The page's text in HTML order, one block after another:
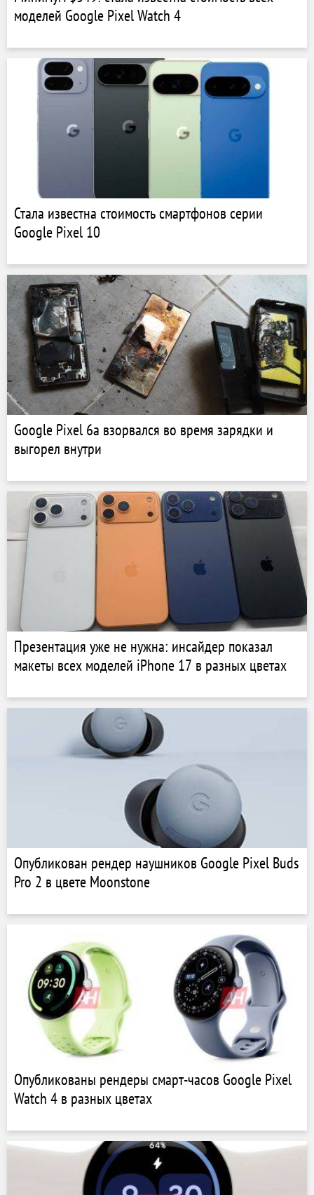
моделей Google Pixel Watch 4
Стала известна стоимость смартфонов серии
Google Pixel 10
Google Pixel 6a взорвался во время зарядки и
выгорел внутри
Презентация уже не нужна: инсайдер показал
макеты всех моделей iPhone 17 в разных цветах
Опубликован рендер наушников Google Pixel Buds
Pro 2 в цвете Moonstone
Опубликованы рендеры смарт-часов Google Pixel
Watch 4 в разных цветах